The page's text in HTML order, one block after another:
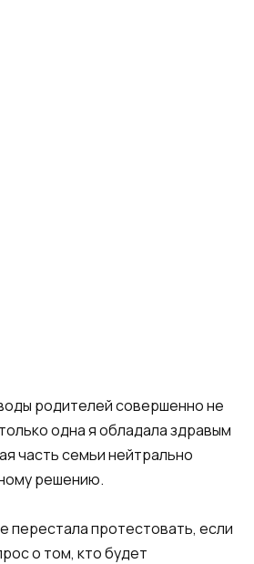
родителей совершенно не
одна я обладала здравым
часть семьи нейтрально
решению.
перестала протестовать, если
о том, кто будет